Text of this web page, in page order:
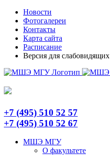
Skip
content
TelegramНовости
Фотогалереи
Контакты
Карта сайта
Расписание
Версия для слабовидящих
+7 (495) 510 52 57
+7 (495) 510 52 67
МШЭ МГУ
О факультете